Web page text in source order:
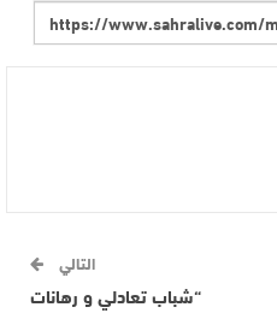
التالي
“شباب تعادلي و رهانات